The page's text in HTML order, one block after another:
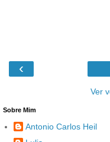
‹
Ver
Sobre Mim
Antonio Carlos Heil